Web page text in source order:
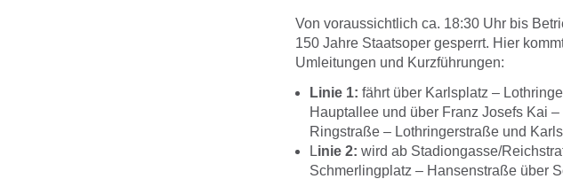
Von voraussichtlich ca. 18:30 Uhr bis
150 Jahre Staatsoper gesperrt. Hier
Umleitungen und Kurzführungen:
Linie 1: fährt über Karlsplatz –
Hauptallee und über Franz Josefs Kai
Ringstraße – Lothringerstraße und
Linie 2: wird ab Stadiongasse/
Schmerlingplatz – Hansenstraße über